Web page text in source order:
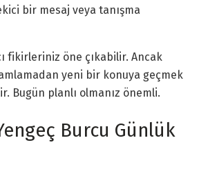
bir mesaj veya tanışma
fikirleriniz öne çıkabilir. Ancak
yeni bir konuya geçmek
Bugün planlı olmanız önemli.
Burcu Günlük